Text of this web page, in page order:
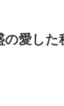
愛し